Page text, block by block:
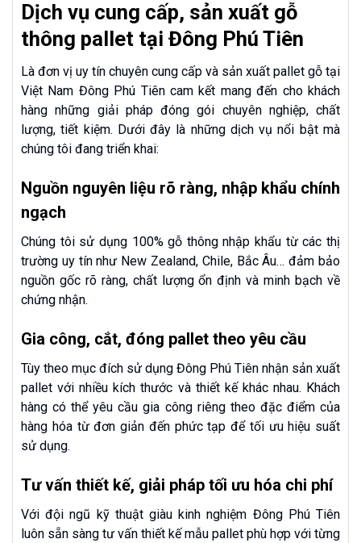
Dịch vụ cung cấp, sản xuất gỗ
thông pallet tại Đông Phú Tiên
Là đơn vị uy tín chuyên cung cấp và sản xuất pallet gỗ tại
Việt Nam Đông Phú Tiên cam kết mang đến cho khách
hàng những giải pháp đóng gói chuyên nghiệp, chất
lượng, tiết kiệm. Dưới đây là những dịch vụ nổi bật mà
chúng tôi đang triển khai:
Nguồn nguyên liệu rõ ràng, nhập khẩu chính
ngạch
Chúng tôi sử dụng 100% gỗ thông nhập khẩu từ các thị
trường uy tín như New Zealand, Chile, Bắc Âu… đảm bảo
nguồn gốc rõ ràng, chất lượng ổn định và minh bạch về
chứng nhận.
Gia công, cắt, đóng pallet theo yêu cầu
Tùy theo mục đích sử dụng Đông Phú Tiên nhận sản xuất
pallet với nhiều kích thước và thiết kế khác nhau. Khách
hàng có thể yêu cầu gia công riêng theo đặc điểm của
hàng hóa từ đơn giản đến phức tạp để tối ưu hiệu suất
sử dụng.
Tư vấn thiết kế, giải pháp tối ưu hóa chi phí
Với đội ngũ kỹ thuật giàu kinh nghiệm Đông Phú Tiên
luôn sẵn sàng tư vấn thiết kế mẫu pallet phù hợp với từng